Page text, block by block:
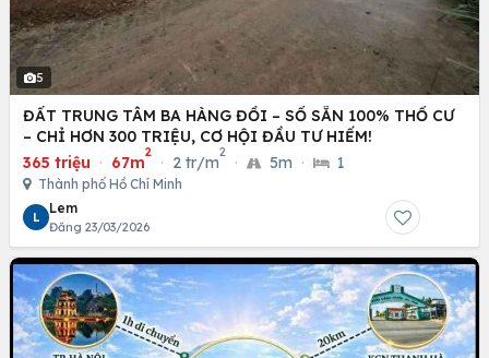
5
ĐẤT TRUNG TÂM BA HÀNG ĐỒI – SỔ SẴN 100% THỔ CƯ
– CHỈ HƠN 300 TRIỆU, CƠ HỘI ĐẦU TƯ HIẾM!
365 triệu · 67m
2
· 2 tr/m
2
· 5m · 1
Thành phố Hồ Chí Minh
L
Lem
Đăng 23/03/2026